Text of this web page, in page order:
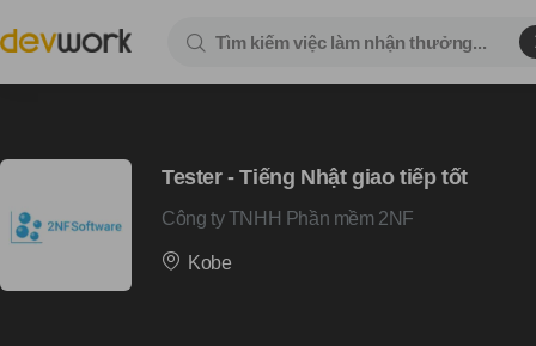
Tester - Tiếng Nhật giao tiếp tốt
Công ty TNHH Phần mềm 2NF
Kobe